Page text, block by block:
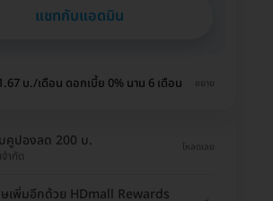
แชทกับแอดมิน
บ./เดือน ดอกเบี้ย 0% นาน 6 เดือน ขยาย
คูปองลด 200 บ.
ำกัด
โหลดเลย
เพิ่มอีกด้วย HDmall Rewards